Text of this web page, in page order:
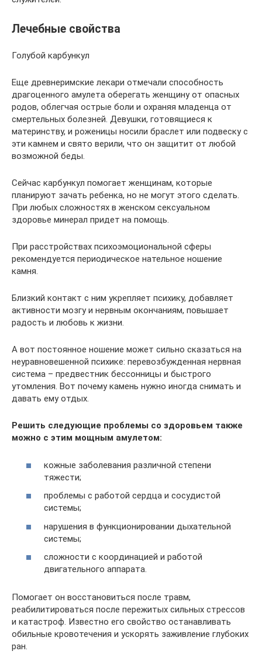
Лечебные свойства
Голубой карбункул
Еще древнеримские лекари отмечали способность
драгоценного амулета оберегать женщину от опасных
родов, облегчая острые боли и охраняя младенца от
смертельных болезней. Девушки, готовящиеся к
материнству, и роженицы носили браслет или подвеску с
эти камнем и свято верили, что он защитит от любой
возможной беды.
Сейчас карбункул помогает женщинам, которые
планируют зачать ребенка, но не могут этого сделать.
При любых сложностях в женском сексуальном
здоровье минерал придет на помощь.
При расстройствах психоэмоциональной сферы
рекомендуется периодическое нательное ношение
камня.
Близкий контакт с ним укрепляет психику, добавляет
активности мозгу и нервным окончаниям, повышает
радость и любовь к жизни.
А вот постоянное ношение может сильно сказаться на
неуравновешенной психике: перевозбужденная нервная
система – предвестник бессонницы и быстрого
утомления. Вот почему камень нужно иногда снимать и
давать ему отдых.
Решить следующие проблемы со здоровьем также
можно с этим мощным амулетом:
кожные заболевания различной степени
тяжести;
проблемы с работой сердца и сосудистой
системы;
нарушения в функционировании дыхательной
системы;
сложности с координацией и работой
двигательного аппарата.
Помогает он восстановиться после травм,
реабилитироваться после пережитых сильных стрессов
и катастроф. Известно его свойство останавливать
обильные кровотечения и ускорять заживление глубоких
ран.